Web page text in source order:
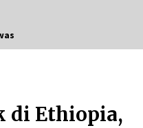
KSAD, dan Dubes RI
di Ethiopia,